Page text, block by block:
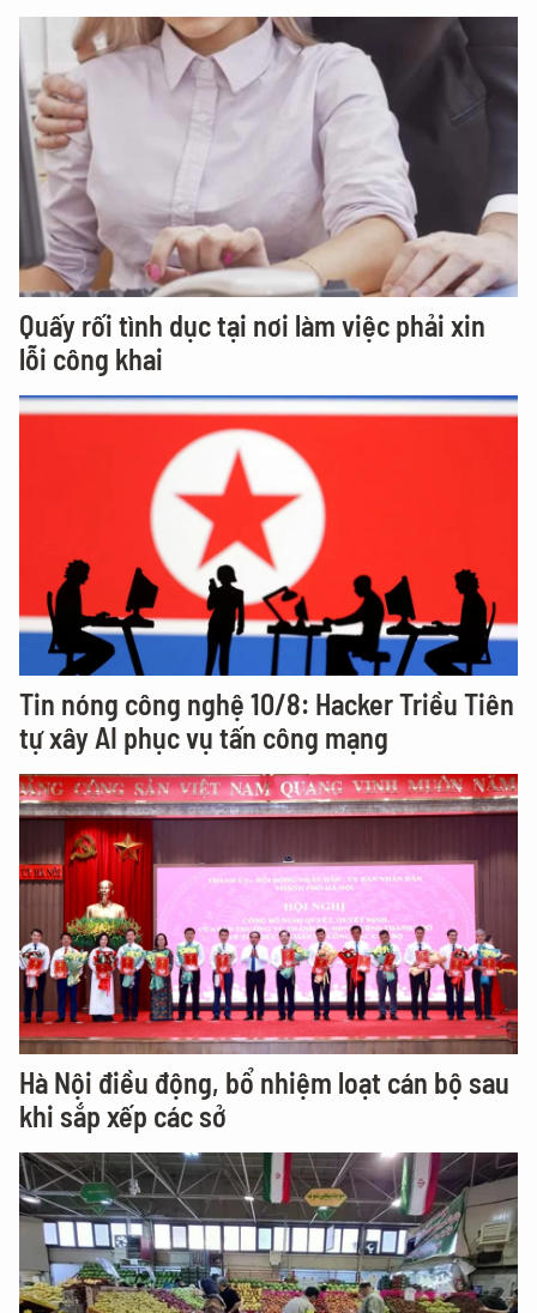
Quấy rối tình dục tại nơi làm việc phải xin
lỗi công khai
Tin nóng công nghệ 10/8: Hacker Triều Tiên
tự xây AI phục vụ tấn công mạng
Hà Nội điều động, bổ nhiệm loạt cán bộ sau
khi sắp xếp các sở